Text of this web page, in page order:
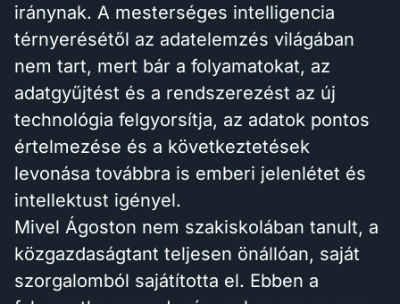
iránynak. A mesterséges intelligencia
térnyerésétől az adatelemzés világában
nem tart, mert bár a folyamatokat, az
adatgyűjtést és a rendszerezést az új
technológia felgyorsítja, az adatok pontos
értelmezése és a következtetések
levonása továbbra is emberi jelenlétet és
intellektust igényel.
Mivel Ágoston nem szakiskolában tanult, a
közgazdaságtant teljesen önállóan, saját
szorgalomból sajátította el. Ebben a